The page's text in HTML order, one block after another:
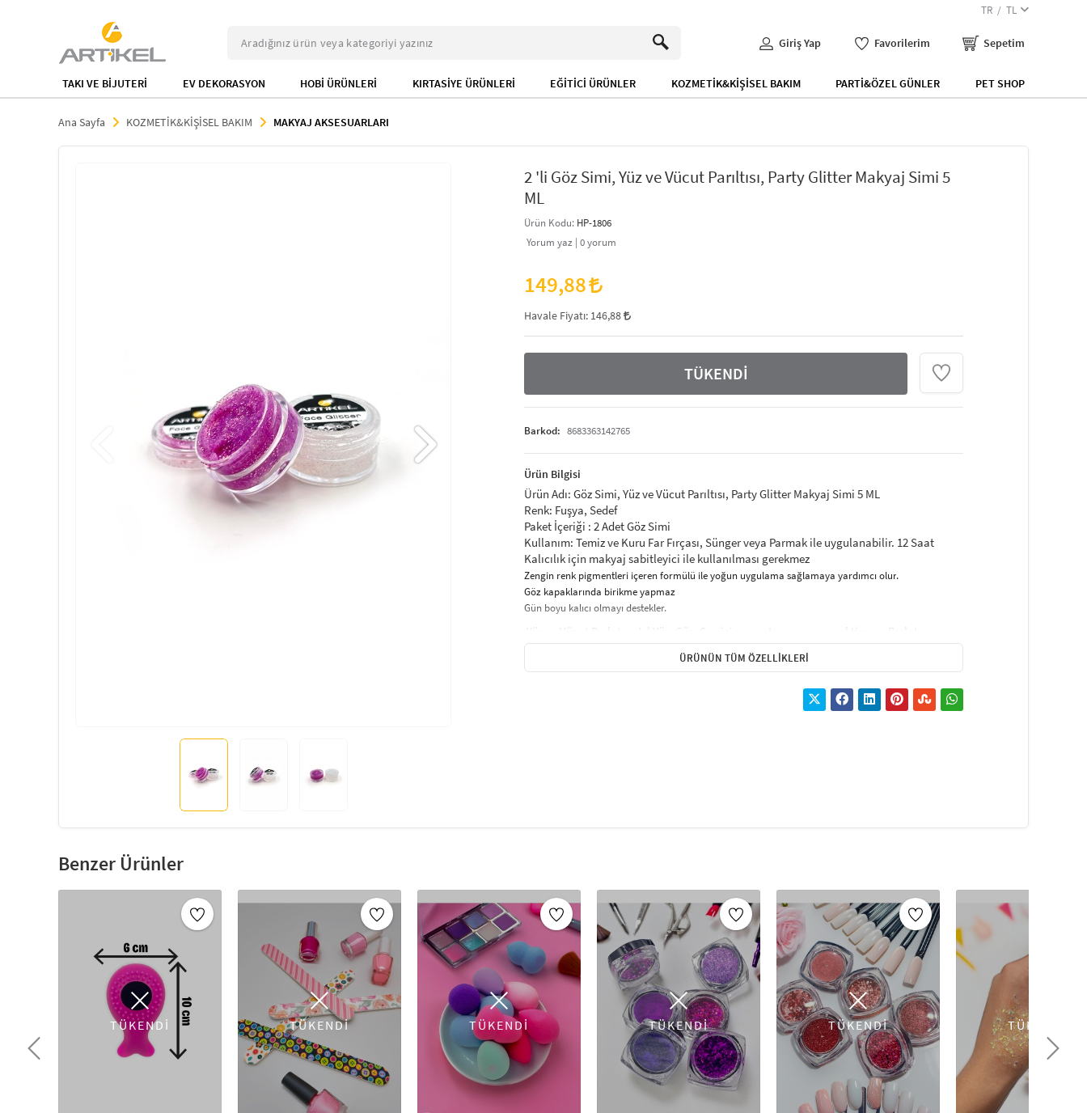
TR TL
Giriş Yap Favorilerim Sepetim
TAKI VE BİJUTERİ EV DEKORASYON HOBİ ÜRÜNLERİ KIRTASİYE ÜRÜNLERİ EĞİTİCİ ÜRÜNLER KOZMETİK&KİŞİSEL BAKIM PARTİ&ÖZEL GÜNLER PET SHOP
Ana Sayfa KOZMETİK&KİŞİSEL BAKIM MAKYAJ AKSESUARLARI
2 'li Göz Simi, Yüz ve Vücut Parıltısı, Party Glitter Makyaj Simi 5
ML
Ürün Kodu: HP-1806
Yorum yaz | 0yorum
149,88
Havale Fiyatı: 146,88
TÜKENDİ
Barkod: 8683363142765
Ürün Bilgisi
Ürün Adı: Göz Simi, Yüz ve Vücut Parıltısı, Party Glitter Makyaj Simi 5 ML
Renk: Fuşya, Sedef
Paket İçeriği : 2 Adet Göz Simi
Kullanım: Temiz ve Kuru Far Fırçası, Sünger veya Parmak ile uygulanabilir. 12 Saat
Kalıcılık için makyaj sabitleyici ile kullanılması gerekmez
Zengin renk pigmentleri içeren formülü ile yoğun uygulama sağlamaya yardımcı olur.
Göz kapaklarında birikme yapmaz
Gün boyu kalıcı olmayı destekler.
Yüz ve Vücut Parlatıcı Jel Yüz, Göz, Saç için yapıştırıcı sprey gerektirmez. Parlatıcı-
Parıltılı Gölgeli makyaj simi, Saç için parlak jöle, Cadılar Bayramı, Noel Festivali,
Festivaller, doğum günleri, kına gecesi makyajı için simli makyaj tozları
hafiftir ve tahriş edici değildir, altına sürülecek baz veya astar ile daha uzun kalıcılık
sağlayabilirsiniz.Doğrudan cilde uygulanıp yapıştırılabilir.
Güven Garantisi — Direkt olarak uygulanabilir, uygun miktarda simli jel ​​alın ve hafifçe
tırnaklara veya ek süslemeyi hak ettiğini düşündüğünüz herhangi bir yere uygulayın.
Makyaj aksesuarları, her makyaj uygulamasının temel unsurlarından biridir. Artikeldeko'nun
sunduğu geniş makyaj aksesuarları koleksiyonu, profesyonel sonuçlar elde etmeniz için ihtiyacınız
olan her aracı içerir. Makyaj fırçalarından süngerlerine, allık ve fondöten fırçalarından göz makyajı
fırçalarına kadar her aksesuar, makyajınızı en ince detayına kadar uygulamanızı sağlar. Yüksek
kaliteli malzemelerle üretilmiş bu ürünler, hem dayanıklıdır hem de cildinize zarar vermez.
Makyajınıza mükemmel bir son dokunuş eklemek için bu ürünlerle stilinizi yansıtmaya başlayın!
ÜRÜNÜN TÜM ÖZELLIKLERI
Benzer Ürünler
TÜKENDİ TÜKENDİ TÜKENDİ TÜKENDİ TÜKENDİ TÜKENDİ